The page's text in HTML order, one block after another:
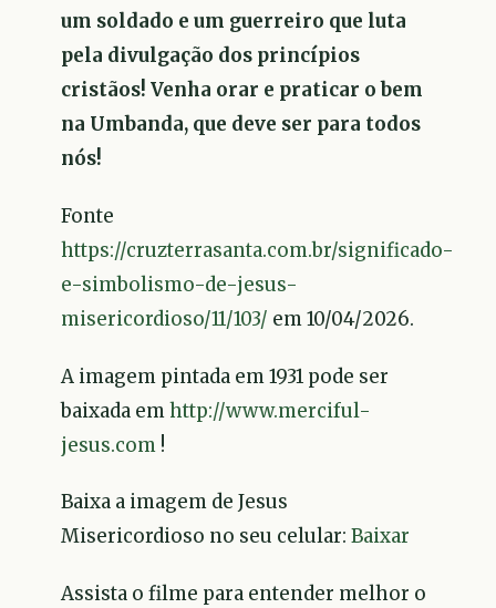
um soldado e um guerreiro que luta
pela divulgação dos princípios
cristãos! Venha orar e praticar o bem
na Umbanda, que deve ser para todos
nós!
Fonte
https://cruzterrasanta.com.br/significado-
e-simbolismo-de-jesus-
misericordioso/11/103/ em 10/04/2026.
A imagem pintada em 1931 pode ser
baixada emhttp://www.merciful-
jesus.com !
Baixa a imagem de Jesus
Misericordioso no seu celular: Baixar
Assista o filme para entender melhor o